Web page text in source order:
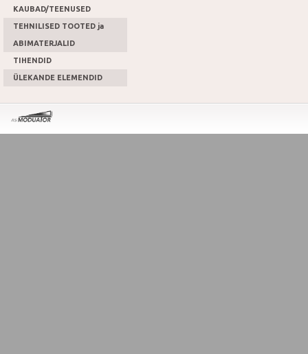
KAUBAD/TEENUSED
TEHNILISED TOOTED ja
ABIMATERJALID
TIHENDID
ÜLEKANDE ELEMENDID